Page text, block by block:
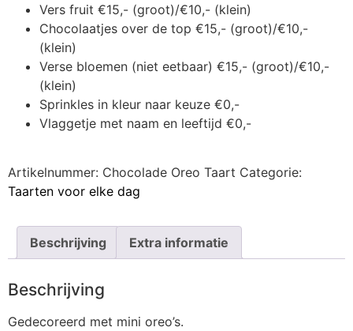
Vers fruit €15,- (groot)/€10,- (klein)
Chocolaatjes over de top €15,- (groot)/€10,-
(klein)
Verse bloemen (niet eetbaar) €15,- (groot)/€10,-
(klein)
Sprinkles in kleur naar keuze €0,-
Vlaggetje met naam en leeftijd €0,-
Artikelnummer: Chocolade Oreo Taart Categorie:
Taarten voor elke dag
Beschrijving Extra informatie
Beschrijving
Gedecoreerd met mini oreo’s.